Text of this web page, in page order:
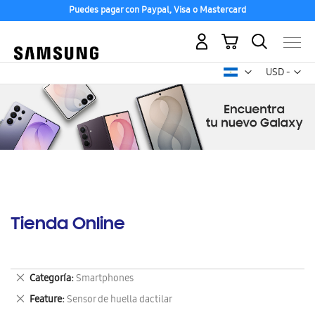
Puedes pagar con Paypal, Visa o Mastercard
USD -
dólar
Mi carrito
Tienda Online
Categoría Smartphones
Eliminar
este
artículo
Feature Sensor de huella dactilar
Eliminar